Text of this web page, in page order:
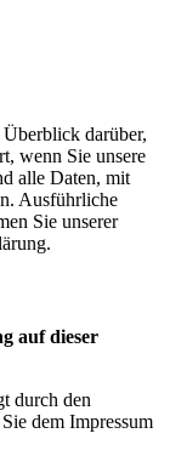
darüber,
wenn Sie unsere
alle Daten, mit
Ausführliche
Sie unserer
auf dieser
durch den
dem Impressum